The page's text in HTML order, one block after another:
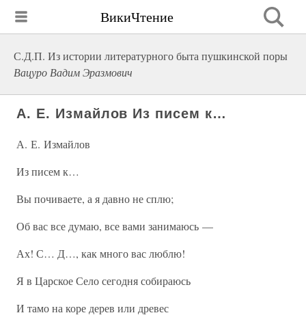
ВикиЧтение
С.Д.П. Из истории литературного быта пушкинской поры
Вацуро Вадим Эразмович
А. Е. Измайлов Из писем к…
А. Е. Измайлов
Из писем к…
Вы почиваете, а я давно не сплю;
Об вас все думаю, все вами занимаюсь —
Ах! С… Д…, как много вас люблю!
Я в Царское Село сегодня собираюсь
И тамо на коре дерев или древес